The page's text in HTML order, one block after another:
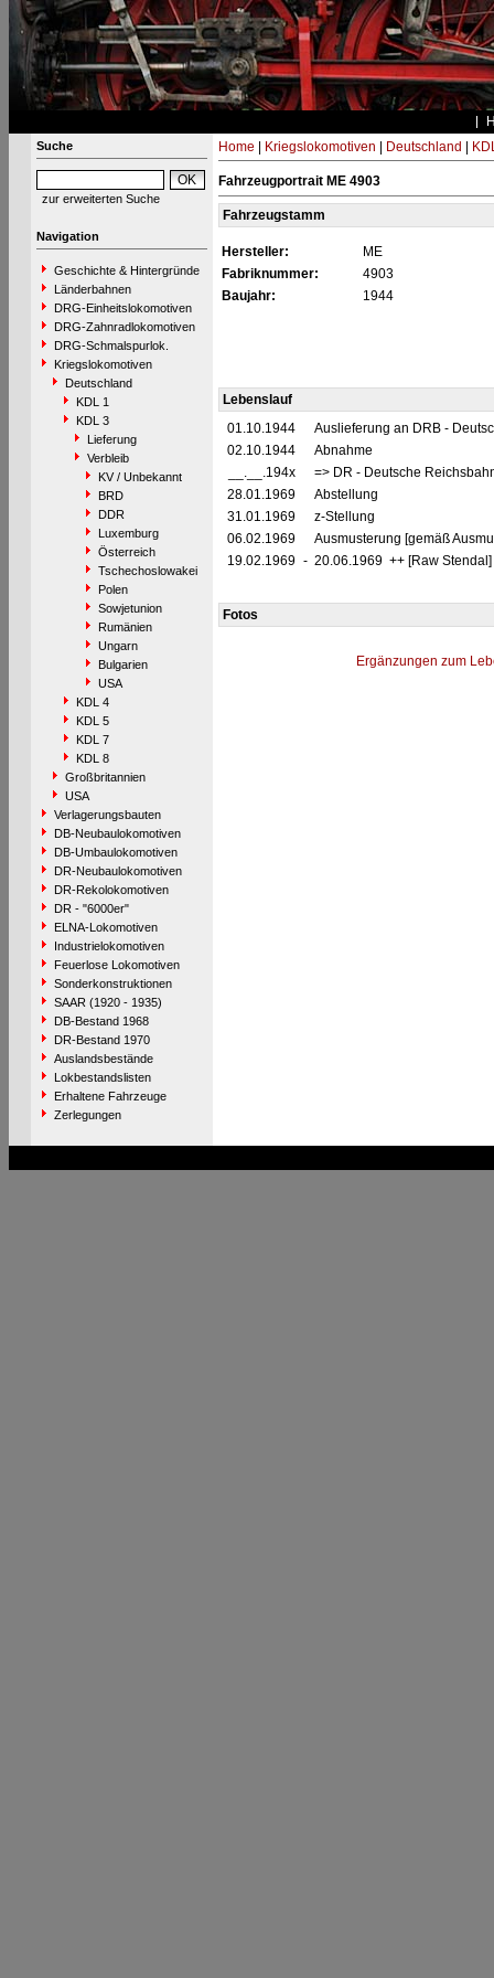
Suche
zur erweiterten Suche
Navigation
Geschichte & Hintergründe
Länderbahnen
DRG-Einheitslokomotiven
DRG-Zahnradlokomotiven
DRG-Schmalspurlok.
Kriegslokomotiven
Deutschland
KDL 1
KDL 3
Lieferung
Verbleib
KV / Unbekannt
BRD
DDR
Luxemburg
Österreich
Tschechoslowakei
Polen
Sowjetunion
Rumänien
Ungarn
Bulgarien
USA
KDL 4
KDL 5
KDL 7
KDL 8
Großbritannien
USA
Verlagerungsbauten
DB-Neubaulokomotiven
DB-Umbaulokomotiven
DR-Neubaulokomotiven
DR-Rekolokomotiven
DR - "6000er"
ELNA-Lokomotiven
Industrielokomotiven
Feuerlose Lokomotiven
Sonderkonstruktionen
SAAR (1920 - 1935)
DB-Bestand 1968
DR-Bestand 1970
Auslandsbestände
Lokbestandslisten
Erhaltene Fahrzeuge
Zerlegungen
Home Kriegslokomotiven Deutschland
Fahrzeugportrait ME 4903
Fahrzeugstamm
Hersteller:
ME
Fabriknummer:
4903
Baujahr:
1944
Lebenslauf
01.10.1944
Auslieferung an DRB -
02.10.1944
Abnahme
__.__.194x
=> DR - Deutsche
28.01.1969
Abstellung
31.01.1969
z-Stellung
06.02.1969
Ausmusterung [gemäß
19.02.1969 - 20.06.1969 ++ [Raw Stendal]
Fotos
Ergänzungen zum